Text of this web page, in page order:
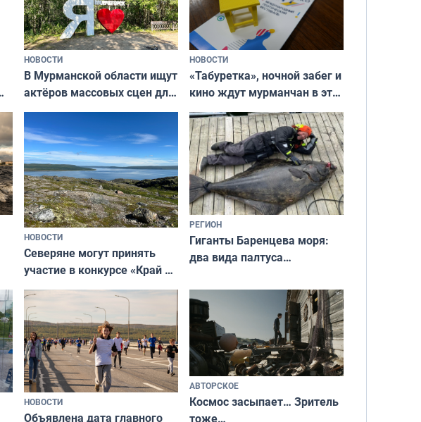
НОВОСТИ
В Мурманской области ищут
актёров массовых сцен для
съёмок в
короткометражном фильме
НОВОСТИ
«Табуретка», ночной забег и
кино ждут мурманчан в эти
выходные
НОВОСТИ
Северяне могут принять
участие в конкурсе «Край у
северной границы: фотогид
по Печенгскому округу»
РЕГИОН
Гиганты Баренцева моря:
два вида палтуса
НОВОСТИ
Объявлена дата главного
АВТОРСКОЕ
Космос засыпает… Зритель
тоже…